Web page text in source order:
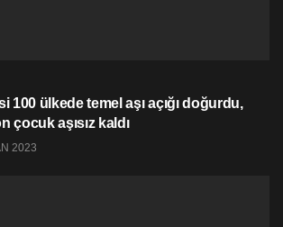
100 ülkede temel aşı açığı doğurdu,
çocuk aşısız kaldı
2023